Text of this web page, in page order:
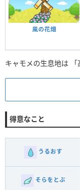
風の花畑
キャモメの生息地は 「
得意なこと
うるおす
そらをとぶ